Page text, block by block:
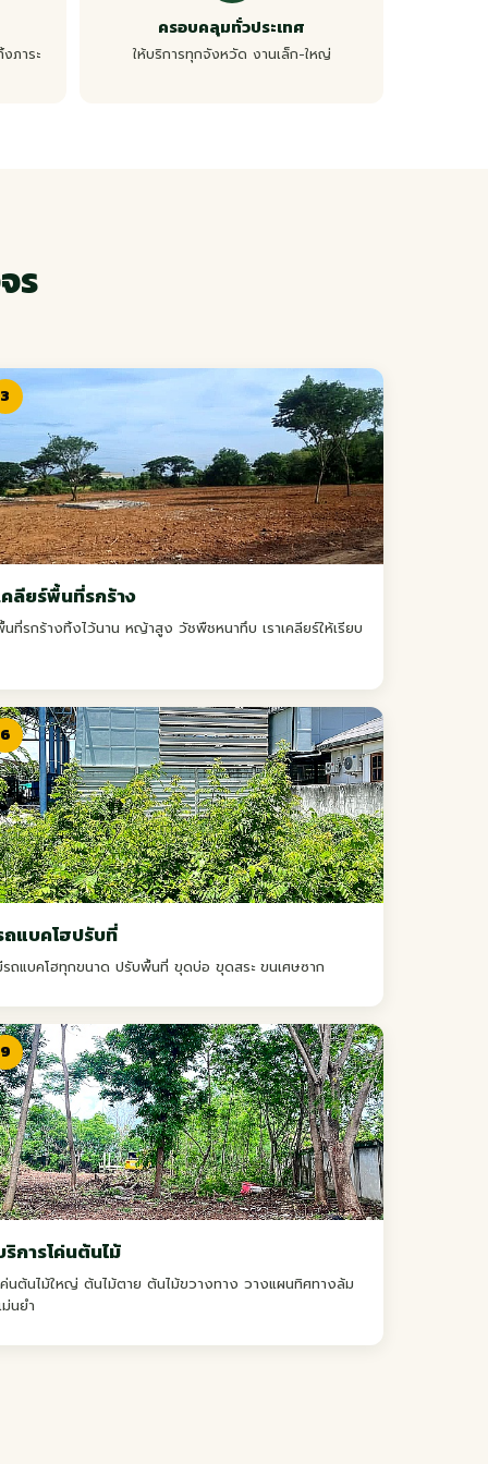
ภาระ
ครอบคลุมทั่วประเทศ
ให้บริการทุกจังหวัด งานเล็ก-ใหญ่
ร
3
คลียร์พื้นที่รกร้าง
ที่รกร้างทิ้งไว้นาน หญ้าสูง วัชพืชหนาทึบ เราเคลียร์ให้เรียบ
6
ถแบคโฮปรับที่
ถแบคโฮทุกขนาด ปรับพื้นที่ ขุดบ่อ ขุดสระ ขนเศษซาก
9
การโค่นต้นไม้
นต้นไม้ใหญ่ ต้นไม้ตาย ต้นไม้ขวางทาง วางแผนทิศทางล้ม
นยำ